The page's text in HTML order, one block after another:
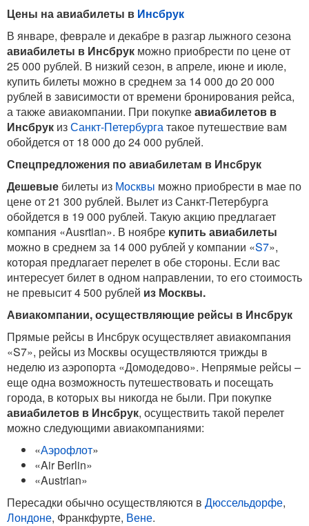
Цены на авиабилеты в Инсбрук
В январе, феврале и декабре в разгар лыжного сезона
авиабилеты в Инсбрук можно приобрести по цене от
25 000 рублей. В низкий сезон, в апреле, июне и июле,
купить билеты можно в среднем за 14 000 до 20 000
рублей в зависимости от времени бронирования рейса,
а также авиакомпании. При покупкеавиабилетов в
Инсбрук изСанкт-Петербургатакое путешествие вам
обойдется от 18 000 до 24 000 рублей.
Спецпредложения по авиабилетам в Инсбрук
Дешевые билеты из Москвы можно приобрести в мае по
цене от 21 300 рублей. Вылет из Санкт-Петербурга
обойдется в 19 000 рублей. Такую акцию предлагает
компания «Ausrtian». В ноябре купить авиабилеты
можно в среднем за 14 000 рублей у компании «S7»,
которая предлагает перелет в обе стороны. Если вас
интересует билет в одном направлении, то его стоимость
не превысит 4 500 рублей из Москвы.
Авиакомпании, осуществляющие рейсы в Инсбрук
Прямые рейсы в Инсбрук осуществляет авиакомпания
«S7», рейсы из Москвы осуществляются трижды в
неделю из аэропорта «Домодедово». Непрямые рейсы –
еще одна возможность путешествовать и посещать
города, в которых вы никогда не были. При покупке
авиабилетов в Инсбрук, осуществить такой перелет
можно следующими авиакомпаниями:
«Аэрофлот»
«Air Berlin»
«Austrian»
Пересадки обычно осуществляются в Дюссельдорфе,
Лондоне, Франкфурте, Вене.